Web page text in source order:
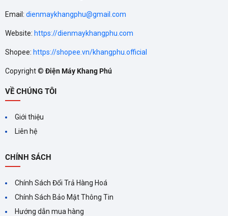
Email: dienmaykhangphu@gmail.com
Website: https://dienmaykhangphu.com
Shopee: https://shopee.vn/khangphu.official
Copyright ©Điện Máy Khang Phú
VỀ CHÚNG TÔI
Giới thiệu
Liên hệ
CHÍNH SÁCH
Chính Sách Đổi Trả Hàng Hoá
Chính Sách Bảo Mật Thông Tin
Hướng dẫn mua hàng